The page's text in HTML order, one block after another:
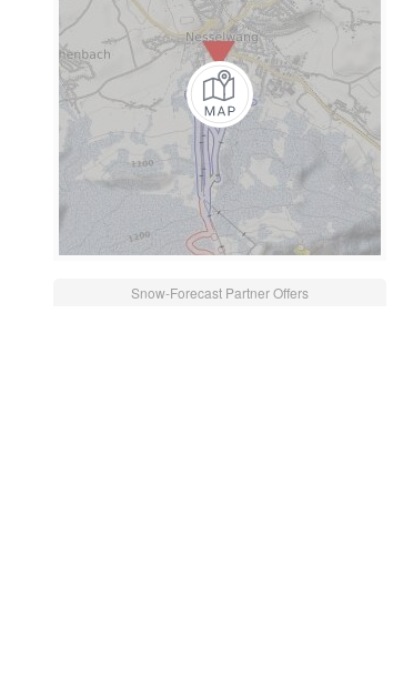
Snow-Forecast Partner Offers